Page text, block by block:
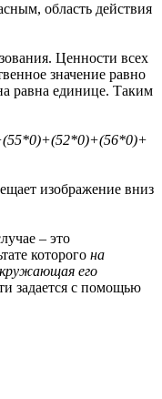
область действия
Ценности всех
значение равно
равна единице. Таким
изображение вниз
– это
которого на
его
задается с помощью